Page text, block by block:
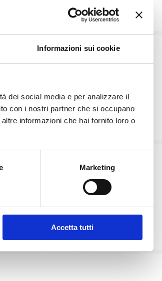
Informazioni sui cookie
dei social media e per analizzare il
con i nostri partner che si occupano
informazioni che hai fornito loro o
Marketing
Accetta tutti
Said, Alessandria, Split croatia